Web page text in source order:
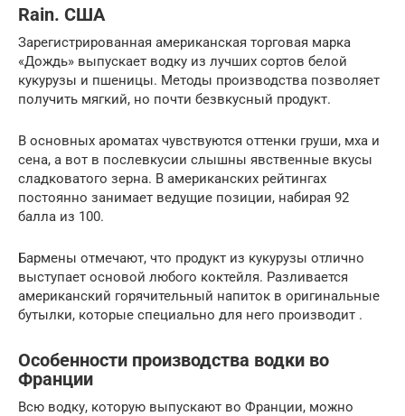
Rain. США
Зарегистрированная американская торговая марка
«Дождь» выпускает водку из лучших сортов белой
кукурузы и пшеницы. Методы производства позволяет
получить мягкий, но почти безвкусный продукт.
В основных ароматах чувствуются оттенки груши, мха и
сена, а вот в послевкусии слышны явственные вкусы
сладковатого зерна. В американских рейтингах
постоянно занимает ведущие позиции, набирая 92
балла из 100.
Бармены отмечают, что продукт из кукурузы отлично
выступает основой любого коктейля. Разливается
американский горячительный напиток в оригинальные
бутылки, которые специально для него производит .
Особенности производства водки во
Франции
Всю водку, которую выпускают во Франции, можно